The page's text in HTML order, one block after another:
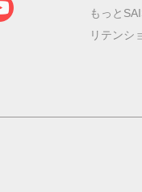
もっと
リテンシ